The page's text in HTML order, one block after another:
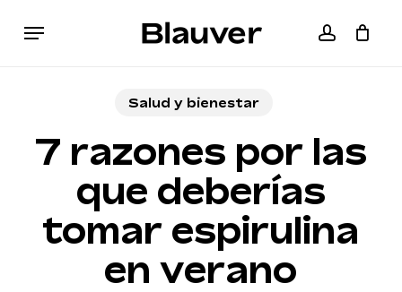
Menu
Close
Salud y bienestar
7 razones por las
que deberías
tomar espirulina
en verano